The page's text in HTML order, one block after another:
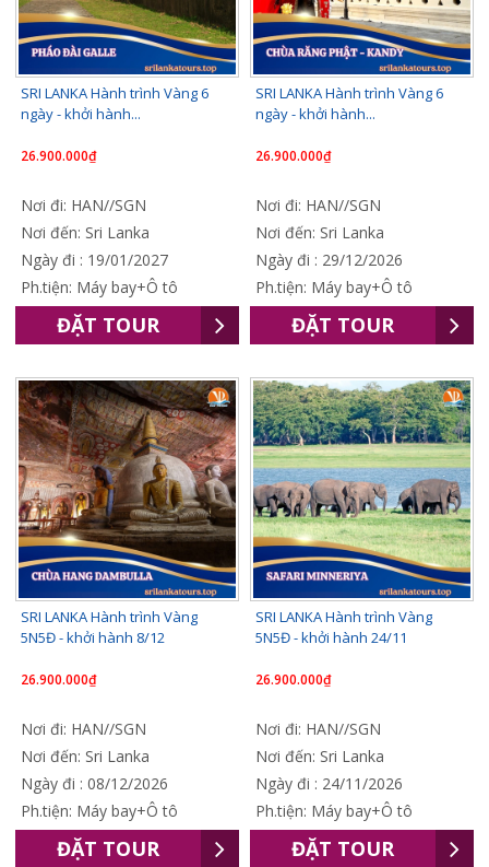
SRI LANKA Hành trình Vàng 6
ngày - khởi hành...
26.900.000₫
Nơi đi: HAN//SGN
Nơi đến: Sri Lanka
Ngày đi : 19/01/2027
Ph.tiện: Máy bay+Ô tô
ĐẶT TOUR
SRI LANKA Hành trình Vàng 6
ngày - khởi hành...
26.900.000₫
Nơi đi: HAN//SGN
Nơi đến: Sri Lanka
Ngày đi : 29/12/2026
Ph.tiện: Máy bay+Ô tô
ĐẶT TOUR
SRI LANKA Hành trình Vàng
5N5Đ - khởi hành 8/12
26.900.000₫
Nơi đi: HAN//SGN
Nơi đến: Sri Lanka
Ngày đi : 08/12/2026
Ph.tiện: Máy bay+Ô tô
ĐẶT TOUR
SRI LANKA Hành trình Vàng
5N5Đ - khởi hành 24/11
26.900.000₫
Nơi đi: HAN//SGN
Nơi đến: Sri Lanka
Ngày đi : 24/11/2026
Ph.tiện: Máy bay+Ô tô
ĐẶT TOUR